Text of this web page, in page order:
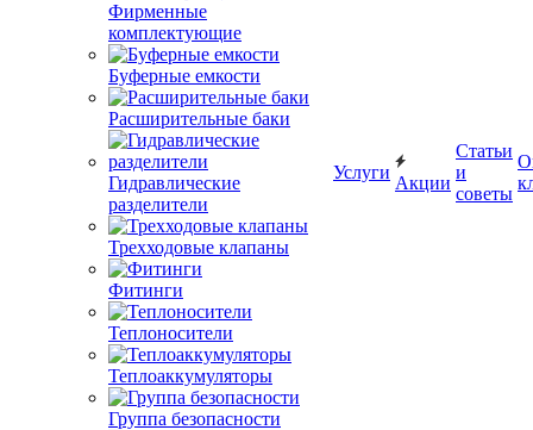
Фирменные
комплектующие
Буферные емкости
Расширительные баки
Гидравлические
разделители
Трехходовые клапаны
Фитинги
Теплоносители
Теплоаккумуляторы
Группа безопасности
Услуги
Акции
Статьи
и
советы